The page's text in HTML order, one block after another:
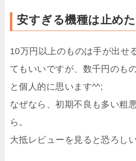
安すぎる機種は止め
10万円以上のものは手が出せ
てもいいですが、数千円のも
と個人的に思います^^;
なぜなら、初期不良も多い粗
ら。
大抵レビューを見ると恐ろし